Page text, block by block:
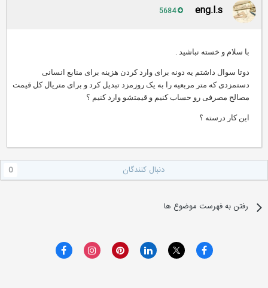
eng.l.s
با سلام و خسته نباشید .
دوتا سوال داشتم یه دونه برای وارد کردن هزینه برای منابع انسانی
دستمزدی که متر مربعیه را به یک روزمزد تبدیل کرد و برای متریال کل قیمت
مصالح مصرفی رو حساب کنیم و قیمتشو وارد کنیم ؟
این کار درسته ؟
دنبال کنندگان
رفتن به فهرست موضوع ها